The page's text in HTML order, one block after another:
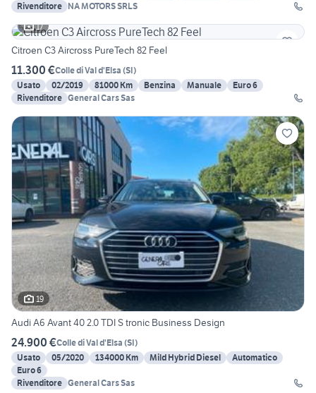
Rivenditore NA MOTORS SRLS
17
Citroen C3 Aircross PureTech 82 Feel
11.300 €Colle di Val d'Elsa (SI)
Usato
02/2019 81000 Km Benzina Manuale
Euro 6
Rivenditore General Cars Sas
19
Audi A6 Avant 40 2.0 TDI S tronic Business Design
24.900 €Colle di Val d'Elsa (SI)
Usato
05/2020 134000 Km Mild Hybrid Diesel
Automatico
Euro 6
Rivenditore General Cars Sas